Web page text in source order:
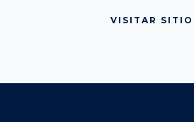
VISITAR